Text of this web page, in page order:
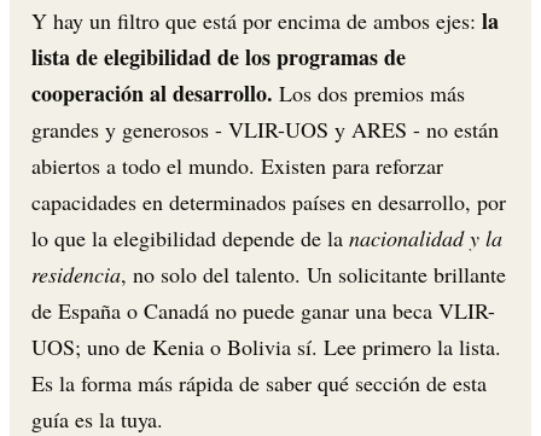
Y hay un filtro que está por encima de ambos ejes: la
lista de elegibilidad de los programas de
cooperación al desarrollo. Los dos premios más
grandes y generosos - VLIR-UOS y ARES - no están
abiertos a todo el mundo. Existen para reforzar
capacidades en determinados países en desarrollo, por
lo que la elegibilidad depende de la nacionalidad y la
residencia, no solo del talento. Un solicitante brillante
de España o Canadá no puede ganar una beca VLIR-
UOS; uno de Kenia o Bolivia sí. Lee primero la lista.
Es la forma más rápida de saber qué sección de esta
guía es la tuya.